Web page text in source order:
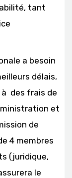
tant
a besoin
délais,
des frais de
et
de
4 membres
(juridique,
le